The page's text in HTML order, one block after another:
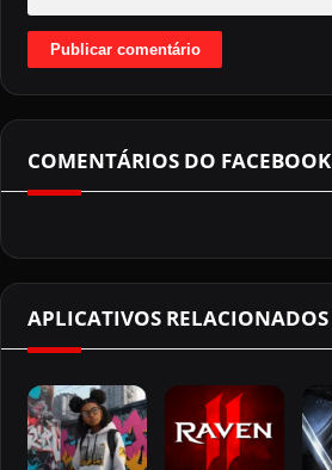
COMENTÁRIOS DO FACEBOOK
APLICATIVOS RELACIONADOS